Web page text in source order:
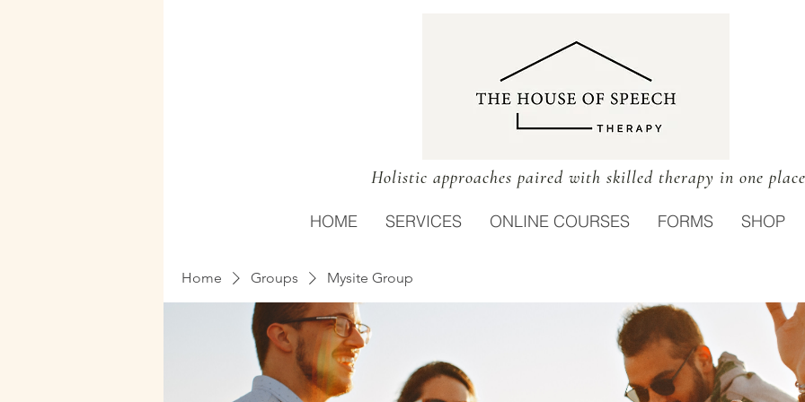
Holistic approaches paired with skilled therapy in one
HOME SERVICES ONLINE COURSES FORMS SHOP
Home Groups Mysite Group